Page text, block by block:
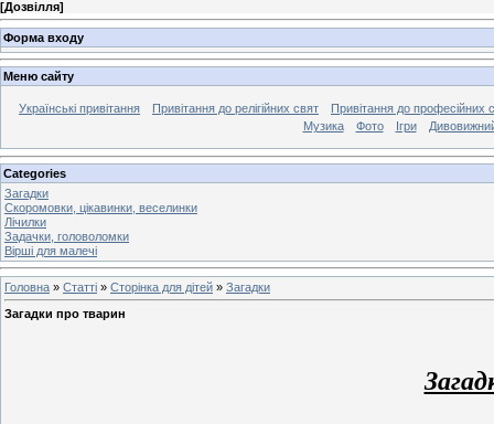
[Дозвілля]
Форма входу
Меню сайту
Українські привітання Привітання до релігійних свят
Привітання до професійних
Музика
Фото Ігри
Categories
Загадки
Скоромовки, цікавинки, веселинки
Лічилки
Задачки, головоломки
Вірші для малечі
Головна » Статті » Сторінка для дітей » Загадки
Загадки про тварин